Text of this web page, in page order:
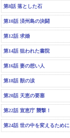
第8話 落とした石
第10話 済州島の決闘
第12話 求婚
第14話 狙われた書院
第16話 妻の想い人
第18話 獣の涙
第20話 天恵の要塞
第22話 宣恵庁 襲撃！
第24話 世の中を変えるために